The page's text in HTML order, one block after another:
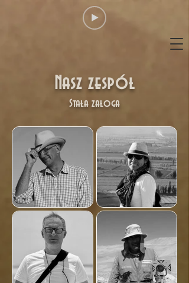
Nasz zespół
Stała załoga